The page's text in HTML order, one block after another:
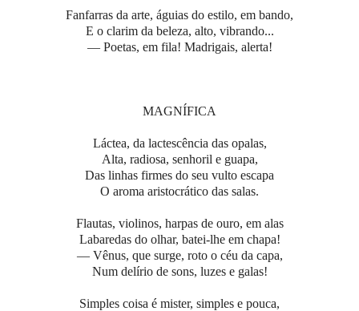
Fanfarras da arte, águias do estilo, em bando,
E o clarim da beleza, alto, vibrando...
— Poetas, em fila! Madrigais, alerta!
MAGNÍFICA
Láctea, da lactescência das opalas,
Alta, radiosa, senhoril e guapa,
Das linhas firmes do seu vulto escapa
O aroma aristocrático das salas.
Flautas, violinos, harpas de ouro, em alas
Labaredas do olhar, batei-lhe em chapa!
— Vênus, que surge, roto o céu da capa,
Num delírio de sons, luzes e galas!
Simples coisa é mister, simples e pouca,